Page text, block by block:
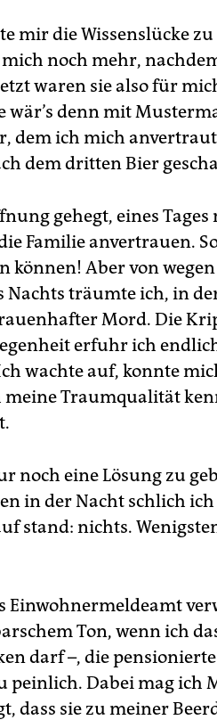
mir die Wissenslücke
noch mehr,
waren sie also für
wär’s denn mit
dem ich mich
dem dritten Bier
gehegt, eines Tages
Familie anvertrauen.
können! Aber von
Nachts träumte ich, in
Mord. Die
erfuhr ich
wachte auf, konnte
Traumqualität
noch eine Lösung zu
in der Nacht schlich
stand: nichts.
Einwohnermeldeamt
Ton, wenn ich
darf –, die
peinlich. Dabei mag ich
dass sie zu meiner